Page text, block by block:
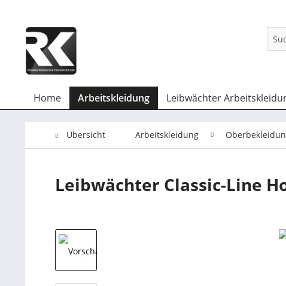
Home Arbeitskleidung Leibwächter
Übersicht Arbeitskleidung
Leibwächter Classic-Line